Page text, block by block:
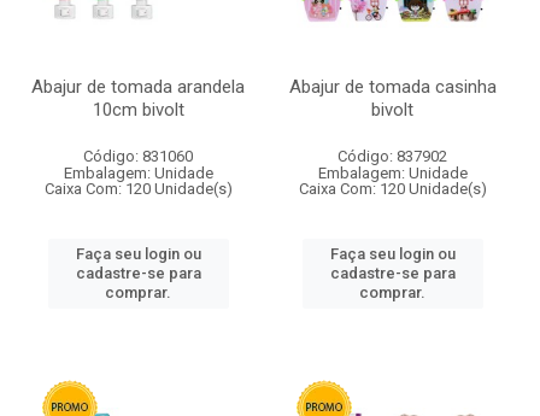
Abajur de tomada arandela
10cm bivolt
Código: 831060
Embalagem: Unidade
Caixa Com: 120 Unidade(s)
Faça seu login ou
cadastre-se para
comprar.
Abajur de tomada casinha
bivolt
Código: 837902
Embalagem: Unidade
Caixa Com: 120 Unidade(s)
Faça seu login ou
cadastre-se para
comprar.